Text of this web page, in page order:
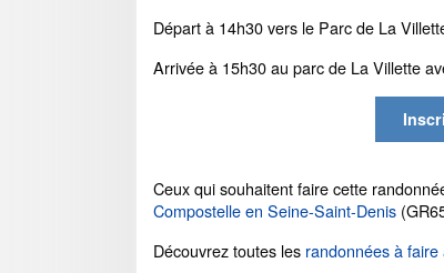
Départ à 14h30 vers le Parc de La
Arrivée à 15h30 au parc de La Villette
Ceux qui souhaitent faire cette
Compostelle en Seine-Saint-Denis
Découvrez toutes les randonnées à